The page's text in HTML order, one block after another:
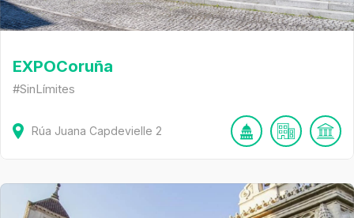
EXPOCoruña
#SinLímites
Rúa Juana Capdevielle 2